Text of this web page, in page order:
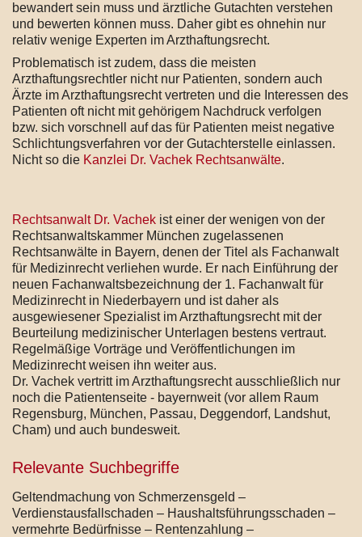
bewandert sein muss und ärztliche Gutachten verstehen
und bewerten können muss. Daher gibt es ohnehin nur
relativ wenige Experten im Arzthaftungsrecht.
Problematisch ist zudem, dass die meisten
Arzthaftungsrechtler nicht nur Patienten, sondern auch
Ärzte im Arzthaftungsrecht vertreten und die Interessen des
Patienten oft nicht mit gehörigem Nachdruck verfolgen
bzw. sich vorschnell auf das für Patienten meist negative
Schlichtungsverfahren vor der Gutachterstelle einlassen.
Nicht so die Kanzlei Dr. Vachek Rechtsanwälte.
Rechtsanwalt Dr. Vachek ist einer der wenigen von der
Rechtsanwaltskammer München zugelassenen
Rechtsanwälte in Bayern, denen der Titel als Fachanwalt
für Medizinrecht verliehen wurde. Er nach Einführung der
neuen Fachanwaltsbezeichnung der 1. Fachanwalt für
Medizinrecht in Niederbayern und ist daher als
ausgewiesener Spezialist im Arzthaftungsrecht mit der
Beurteilung medizinischer Unterlagen bestens vertraut.
Regelmäßige Vorträge und Veröffentlichungen im
Medizinrecht weisen ihn weiter aus.
Dr. Vachek vertritt im Arzthaftungsrecht ausschließlich nur
noch die Patientenseite - bayernweit (vor allem Raum
Regensburg, München, Passau, Deggendorf, Landshut,
Cham) und auch bundesweit.
Relevante Suchbegriffe
Geltendmachung von Schmerzensgeld –
Verdienstausfallschaden – Haushaltsführungsschaden –
vermehrte Bedürfnisse – Rentenzahlung –